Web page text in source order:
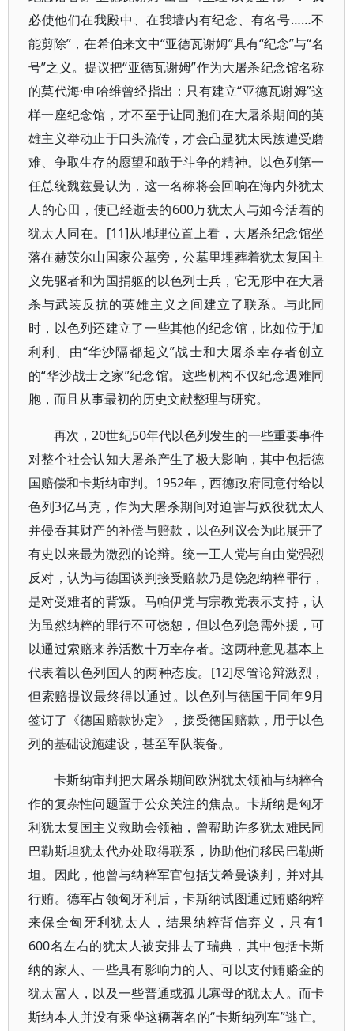
必使他们在我殿中、在我墙内有纪念、有名号……不
能剪除”，在希伯来文中“亚德瓦谢姆”具有“纪念”与“名
号”之义。提议把“亚德瓦谢姆”作为大屠杀纪念馆名称
的莫代海·申哈维曾经指出：只有建立“亚德瓦谢姆”这
样一座纪念馆，才不至于让同胞们在大屠杀期间的英
雄主义举动止于口头流传，才会凸显犹太民族遭受磨
难、争取生存的愿望和敢于斗争的精神。以色列第一
任总统魏兹曼认为，这一名称将会回响在海内外犹太
人的心田，使已经逝去的600万犹太人与如今活着的
犹太人同在。[11]从地理位置上看，大屠杀纪念馆坐
落在赫茨尔山国家公墓旁，公墓里埋葬着犹太复国主
义先驱者和为国捐躯的以色列士兵，它无形中在大屠
杀与武装反抗的英雄主义之间建立了联系。与此同
时，以色列还建立了一些其他的纪念馆，比如位于加
利利、由“华沙隔都起义”战士和大屠杀幸存者创立
的“华沙战士之家”纪念馆。这些机构不仅纪念遇难同
胞，而且从事最初的历史文献整理与研究。
再次，20世纪50年代以色列发生的一些重要事件
对整个社会认知大屠杀产生了极大影响，其中包括德
国赔偿和卡斯纳审判。1952年，西德政府同意付给以
色列3亿马克，作为大屠杀期间对迫害与奴役犹太人
并侵吞其财产的补偿与赔款，以色列议会为此展开了
有史以来最为激烈的论辩。统一工人党与自由党强烈
反对，认为与德国谈判接受赔款乃是饶恕纳粹罪行，
是对受难者的背叛。马帕伊党与宗教党表示支持，认
为虽然纳粹的罪行不可饶恕，但以色列急需外援，可
以通过索赔来养活数十万幸存者。这两种意见基本上
代表着以色列国人的两种态度。[12]尽管论辩激烈，
但索赔提议最终得以通过。以色列与德国于同年9月
签订了《德国赔款协定》，接受德国赔款，用于以色
列的基础设施建设，甚至军队装备。
卡斯纳审判把大屠杀期间欧洲犹太领袖与纳粹合
作的复杂性问题置于公众关注的焦点。卡斯纳是匈牙
利犹太复国主义救助会领袖，曾帮助许多犹太难民同
巴勒斯坦犹太代办处取得联系，协助他们移民巴勒斯
坦。因此，他曾与纳粹军官包括艾希曼谈判，并对其
行贿。德军占领匈牙利后，卡斯纳试图通过贿赂纳粹
来保全匈牙利犹太人，结果纳粹背信弃义，只有1
600名左右的犹太人被安排去了瑞典，其中包括卡斯
纳的家人、一些具有影响力的人、可以支付贿赂金的
犹太富人，以及一些普通或孤儿寡母的犹太人。而卡
斯纳本人并没有乘坐这辆著名的“卡斯纳列车”逃亡。